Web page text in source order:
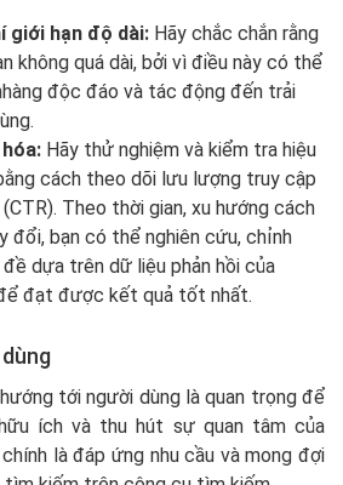
giới hạn độ dài: Hãy chắc chắn rằng
không quá dài, bởi vì điều này có thể
độc đáo và tác động đến trải
Hãy thử nghiệm và kiểm tra hiệu
cách theo dõi lưu lượng truy cập
Theo thời gian, xu hướng cách
đổi, bạn có thể nghiên cứu, chỉnh
dựa trên dữ liệu phản hồi của
đạt được kết quả tốt nhất.
tới người dùng là quan trọng để
ích và thu hút sự quan tâm của
là đáp ứng nhu cầu và mong đợi